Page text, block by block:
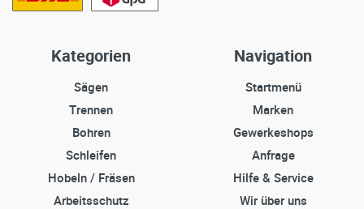
Kategorien
Sägen
Trennen
Bohren
Schleifen
Hobeln / Fräsen
Arbeitsschutz
Navigation
Startmenü
Marken
Gewerkeshops
Anfrage
Hilfe & Service
Wir über uns